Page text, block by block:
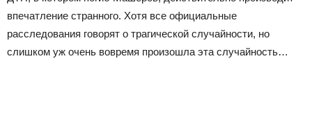
впечатление странного. Хотя все официальные
расследования говорят о трагической случайности, но
слишком уж очень вовремя произошла эта случайность…